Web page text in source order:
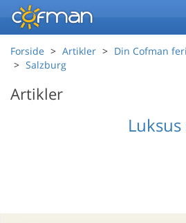
Forside Artikler Din Cofman
Salzburg
Artikler